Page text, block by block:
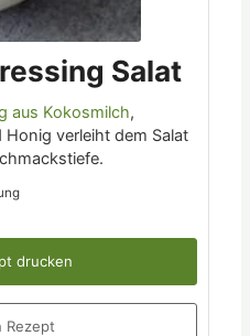
Salat
aus Kokosmilch,
verleiht dem Salat
drucken
Rezept